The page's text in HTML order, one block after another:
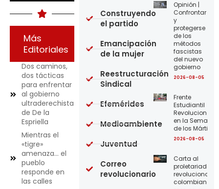
Más
Editoriales
Dos caminos,
dos tácticas
para enfrentar
al gobierno
ultraderechista
de De la
Espriella
Mientras el
«tigre»
amenaza… el
pueblo
responde en
las calles
Opinión |
Confrontar
y
protegerse
de los
métodos
fascistas
del nuevo
gobierno
2026-08-05
Frente
Estudiantil
Revolucionario
en la Semana
de los Mártires
2026-08-05
Carta al
proletariado
revolucionario
colombiano
Construyendo
el partido
Emancipación
de la mujer
Reestructuración
Sindical
Efemérides
Medioambiente
Juventud
Correo
revolucionario